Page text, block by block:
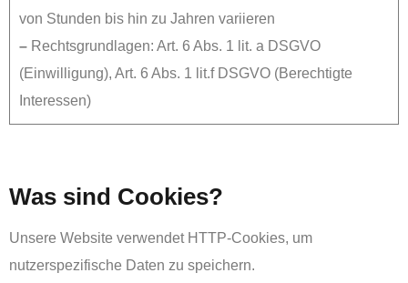
von Stunden bis hin zu Jahren variieren
– Rechtsgrundlagen: Art. 6 Abs. 1 lit. a DSGVO
(Einwilligung), Art. 6 Abs. 1 lit.f DSGVO (Berechtigte
Interessen)
Was sind Cookies?
Unsere Website verwendet HTTP-Cookies, um
nutzerspezifische Daten zu speichern.